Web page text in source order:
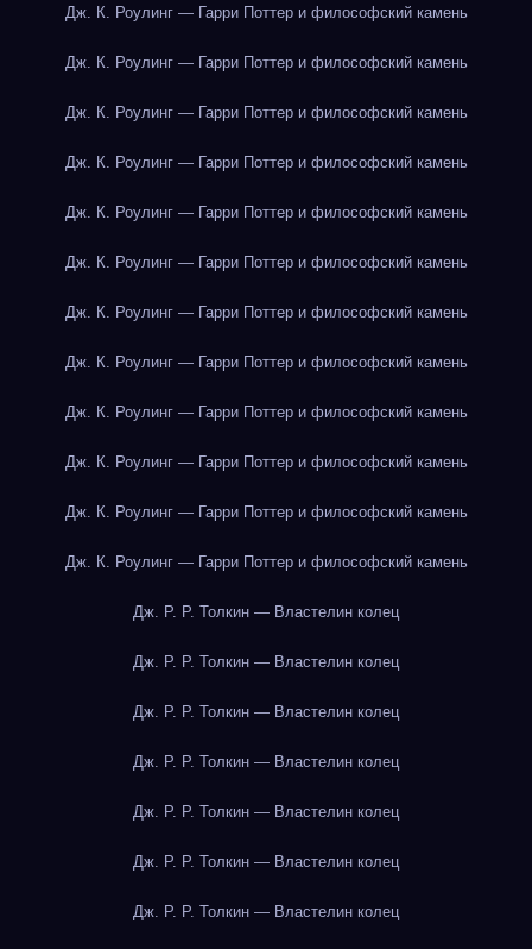
Дж. К. Роулинг — Гарри Поттер и философский камень
Дж. К. Роулинг — Гарри Поттер и философский камень
Дж. К. Роулинг — Гарри Поттер и философский камень
Дж. К. Роулинг — Гарри Поттер и философский камень
Дж. К. Роулинг — Гарри Поттер и философский камень
Дж. К. Роулинг — Гарри Поттер и философский камень
Дж. К. Роулинг — Гарри Поттер и философский камень
Дж. К. Роулинг — Гарри Поттер и философский камень
Дж. К. Роулинг — Гарри Поттер и философский камень
Дж. К. Роулинг — Гарри Поттер и философский камень
Дж. К. Роулинг — Гарри Поттер и философский камень
Дж. К. Роулинг — Гарри Поттер и философский камень
Дж. Р. Р. Толкин — Властелин колец
Дж. Р. Р. Толкин — Властелин колец
Дж. Р. Р. Толкин — Властелин колец
Дж. Р. Р. Толкин — Властелин колец
Дж. Р. Р. Толкин — Властелин колец
Дж. Р. Р. Толкин — Властелин колец
Дж. Р. Р. Толкин — Властелин колец